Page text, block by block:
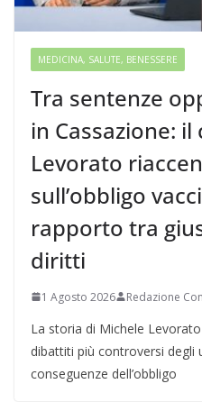
MEDICINA, SALUTE, BENESSERE
Tra sentenze
in Cassazione:
Levorato
sull’obbligo
rapporto tra
diritti
1 Agosto 2026 Redazione
La storia di Michele
dibattiti più controversi degli
conseguenze dell’obbligo